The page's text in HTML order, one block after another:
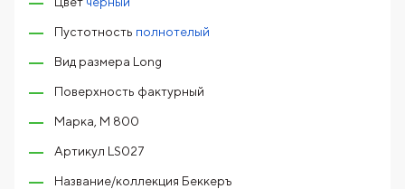
Пустотность полнотелый
Вид размера Long
Поверхность фактурный
Марка, М 800
Артикул LS027
Название/коллекция Беккеръ